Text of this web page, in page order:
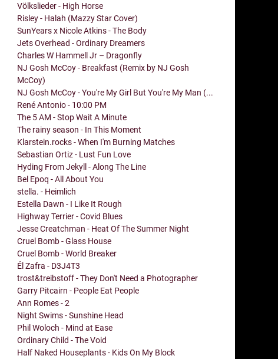
Völkslieder - High Horse
Risley - Halah (Mazzy Star Cover)
SunYears x Nicole Atkins - The Body
Jets Overhead - Ordinary Dreamers
Charles W Hammell Jr – Dragonfly
NJ Gosh McCoy - Breakfast (Remix by NJ Gosh
McCoy)
NJ Gosh McCoy - You're My Girl But You're My Man (...
René Antonio - 10:00 PM
The 5 AM - Stop Wait A Minute
The rainy season - In This Moment
Klarstein.rocks - When I'm Burning Matches
Sebastian Ortiz - Lust Fun Love
Hyding From Jekyll - Along The Line
Bel Epoq - All About You
stella. - Heimlich
Estella Dawn - I Like It Rough
Highway Terrier - Covid Blues
Jesse Creatchman - Heat Of The Summer Night
Cruel Bomb - Glass House
Cruel Bomb - World Breaker
Él Zafra - D3J4T3
trost&treibstoff - They Don't Need a Photographer
Garry Pitcairn - People Eat People
Ann Romes - 2
Night Swims - Sunshine Head
Phil Woloch - Mind at Ease
Ordinary Child - The Void
Half Naked Houseplants - Kids On My Block